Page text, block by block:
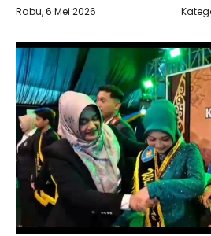
Rabu, 6 Mei 2026